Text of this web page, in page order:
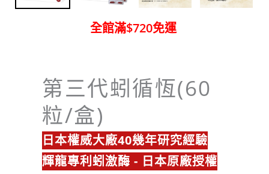
全館滿$720免運
第三代蚓循恆(60
粒/盒)
日本權威大廠40幾年研究經驗
輝龍專利蚓激酶 - 日本原廠授權